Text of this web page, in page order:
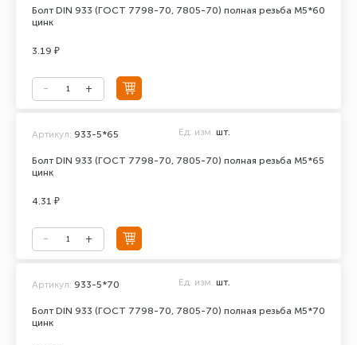
Болт DIN 933 (ГОСТ 7798-70, 7805-70) полная резьба М5*60
цинк
3.19 ₽
Болт DIN 933 (ГОСТ 7798-70, 7805-70) полная резьба М5*65
цинк
Артикул: 933-5*65 Ед. изм. шт.
4.31 ₽
Болт DIN 933 (ГОСТ 7798-70, 7805-70) полная резьба М5*70
цинк
Артикул: 933-5*70 Ед. изм. шт.